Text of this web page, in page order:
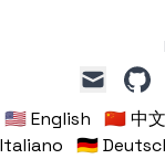
mail
🇺🇸 English 🇨🇳 中文
Italiano
🇩🇪